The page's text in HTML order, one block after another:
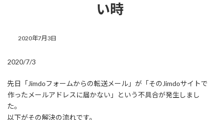
い時
2020年7月3日
2020/7/3
先日「Jimdoフォームからの転送メール」が「そのJimdoサイトで
作ったメールアドレスに届かない」という不具合が発生しまし
た。
以下がその解決の流れです。